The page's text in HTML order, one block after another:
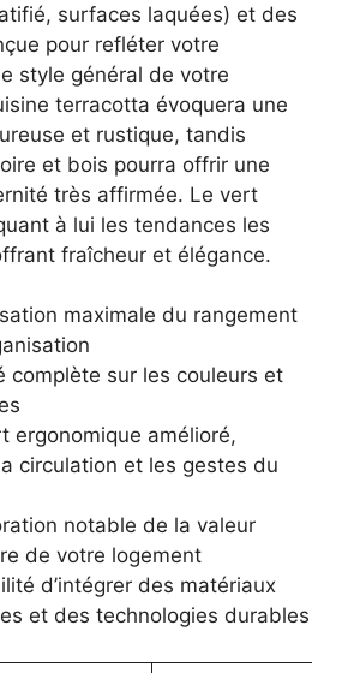
surfaces laquées) et des
pour refléter votre
style général de votre
terracotta évoquera une
et rustique, tandis
et bois pourra offrir une
très affirmée. Le vert
à lui les tendances les
fraîcheur et élégance.
maximale du rangement
complète sur les couleurs et
ergonomique amélioré,
circulation et les gestes du
notable de la valeur
de votre logement
d’intégrer des matériaux
et des technologies durables